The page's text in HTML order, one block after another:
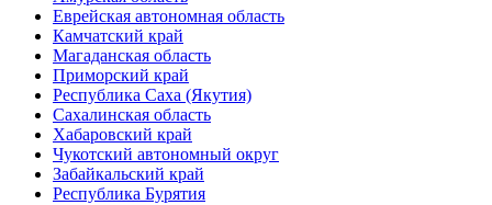
Еврейская автономная область
Камчатский край
Магаданская область
Приморский край
Республика Саха (Якутия)
Сахалинская область
Хабаровский край
Чукотский автономный округ
Забайкальский край
Республика Бурятия